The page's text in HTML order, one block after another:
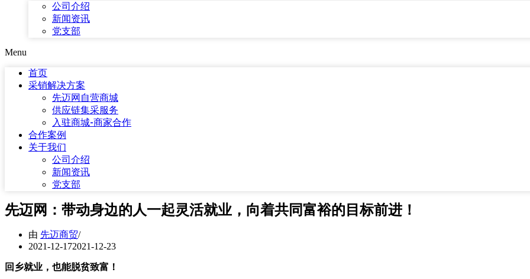
公司介绍
新闻资讯
党支部
Menu
首页
采销解决方案
先迈网自营商城
供应链集采服务
入驻商城-商家合作
合作案例
关于我们
公司介绍
新闻资讯
党支部
先迈网：带动身边的人一起灵活就业，向着共同富裕的目标前进！
由 先迈商贸
2021-12-172021-12-23
回乡就业，也能脱贫致富！